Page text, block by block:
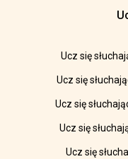
Ucz się
Ucz się
Ucz się
Ucz się
Ucz się